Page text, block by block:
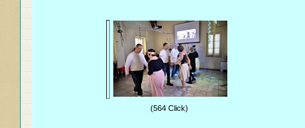
(564 Click)